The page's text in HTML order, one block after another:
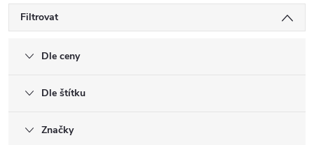
Filtrovat
Dle ceny
Dle štítku
Značky